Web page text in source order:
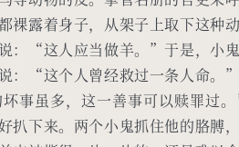
裸露着身子，从架子上取下这种
：“这人应当做羊。”于是，小
：“这个人曾经救过一条人命。”
事虽多，这一善事可以赎罪过
扒下来。两个小鬼抓住他的胳膊